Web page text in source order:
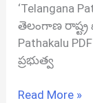
‘Telangana
తెలంగాణ రాష్ట్ర
Pathakalu
ప్రభుత్వ
తెలంగాణ
Read More »